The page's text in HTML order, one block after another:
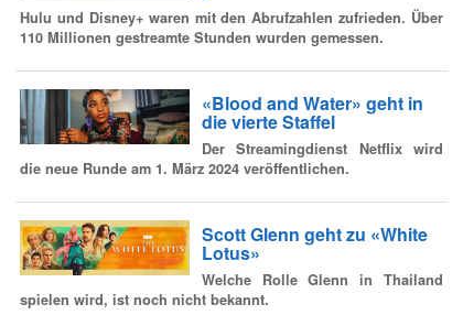
Hulu und Disney+ waren mit den Abrufzahlen zufrieden. Über
110 Millionen gestreamte Stunden wurden gemessen.
«Blood and Water» geht in
die vierte Staffel
Der Streamingdienst Netflix wird
die neue Runde am 1. März 2024 veröffentlichen.
Scott Glenn geht zu «White
Lotus»
Welche Rolle Glenn in Thailand
spielen wird, ist noch nicht bekannt.